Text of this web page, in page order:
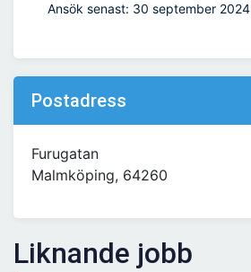
Ansök senast: 30 september 2024
Postadress
Furugatan
Malmköping, 64260
Liknande jobb